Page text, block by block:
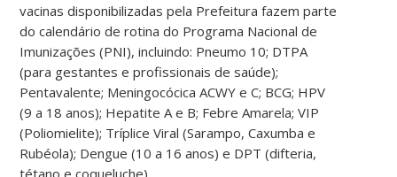
vacinas disponibilizadas pela Prefeitura fazem parte
do calendário de rotina do Programa Nacional de
Imunizações (PNI), incluindo: Pneumo 10; DTPA
(para gestantes e profissionais de saúde);
Pentavalente; Meningocócica ACWY e C; BCG; HPV
(9 a 18 anos); Hepatite A e B; Febre Amarela; VIP
(Poliomielite); Tríplice Viral (Sarampo, Caxumba e
Rubéola); Dengue (10 a 16 anos) e DPT (difteria,
tétano e coqueluche).